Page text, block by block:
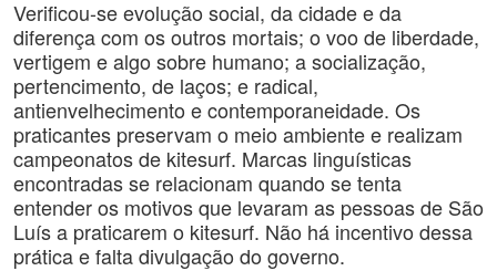
Verificou-se evolução social, da cidade e da
diferença com os outros mortais; o voo de liberdade,
vertigem e algo sobre humano; a socialização,
pertencimento, de laços; e radical,
antienvelhecimento e contemporaneidade. Os
praticantes preservam o meio ambiente e realizam
campeonatos de kitesurf. Marcas linguísticas
encontradas se relacionam quando se tenta
entender os motivos que levaram as pessoas de São
Luís a praticarem o kitesurf. Não há incentivo dessa
prática e falta divulgação do governo.